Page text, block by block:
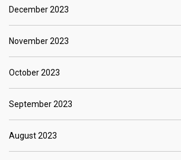
December 2023
November 2023
October 2023
September 2023
August 2023